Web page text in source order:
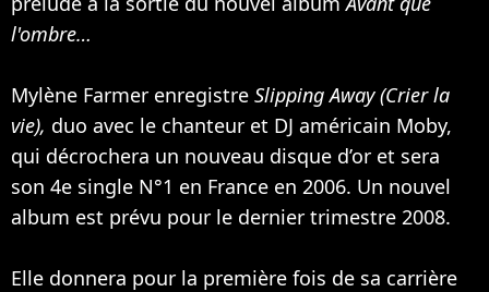
l'ombre…
Mylène Farmer enregistre Slipping Away (Crier la
vie), duo avec le chanteur et DJ américain Moby,
qui décrochera un nouveau disque d’or et sera
son 4e single N°1 en France en 2006. Un nouvel
album est prévu pour le dernier trimestre 2008.
Elle donnera pour la première fois de sa carrière